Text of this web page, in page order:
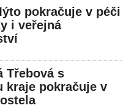
pokračuje v péči
i veřejná
Třebová s
kraje pokračuje v